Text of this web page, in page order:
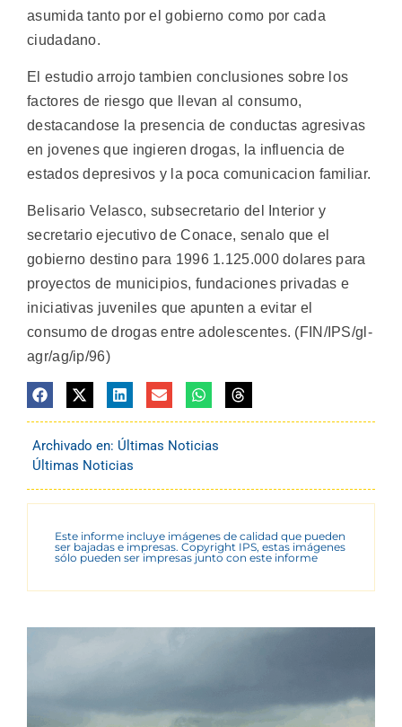
asumida tanto por el gobierno como por cada
ciudadano.
El estudio arrojo tambien conclusiones sobre los
factores de riesgo que llevan al consumo,
destacandose la presencia de conductas agresivas
en jovenes que ingieren drogas, la influencia de
estados depresivos y la poca comunicacion familiar.
Belisario Velasco, subsecretario del Interior y
secretario ejecutivo de Conace, senalo que el
gobierno destino para 1996 1.125.000 dolares para
proyectos de municipios, fundaciones privadas e
iniciativas juveniles que apunten a evitar el
consumo de drogas entre adolescentes. (FIN/IPS/gl-
agr/ag/ip/96)
Archivado en: Últimas Noticias
Últimas Noticias
Este informe incluye imágenes de calidad que pueden
ser bajadas e impresas. Copyright IPS, estas imágenes
sólo pueden ser impresas junto con este informe